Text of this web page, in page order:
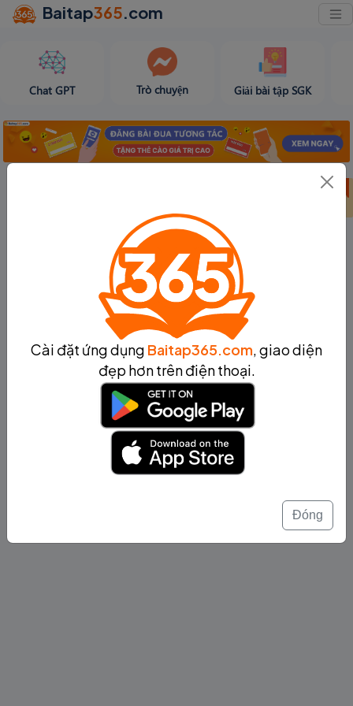
Baitap365.com
Chat GPT Trò chuyện Giải bài tập SGK
Bảng thành tích
Cài đặt ứng dụng Baitap365.com, giao diện
đẹp hơn trên điện thoại.
Đóng